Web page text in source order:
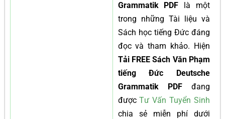
Grammatik PDF là một
trong những Tài liệu và
Sách học tiếng Đức đáng
đọc và tham khảo. Hiện
Tải FREE Sách Văn Phạm
tiếng Đức Deutsche
Grammatik PDF đang
đượcTư Vấn Tuyển Sinh
chia sẻ miễn phí dưới